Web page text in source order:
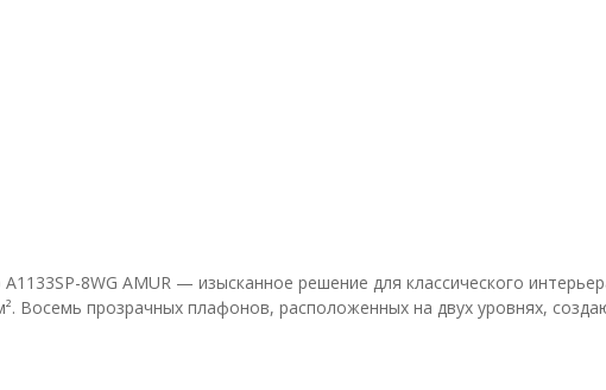
8WG AMUR — изысканное решение для классического
Восемь прозрачных плафонов, расположенных на двух уровнях,